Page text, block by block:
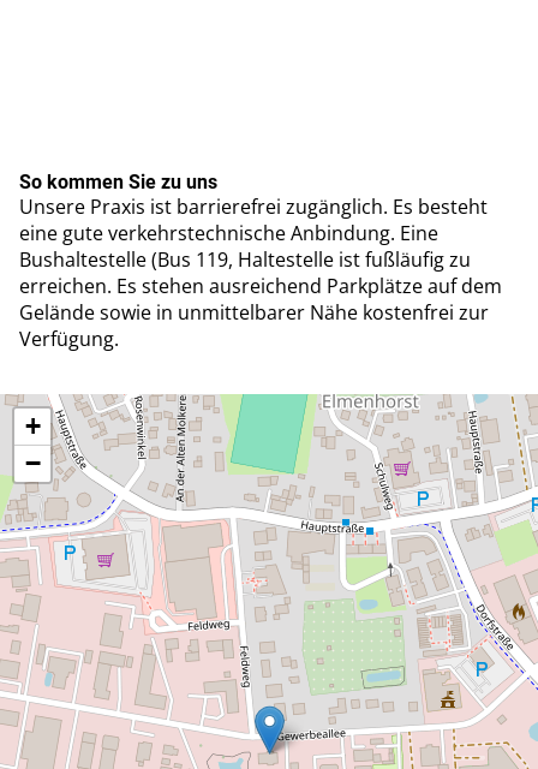
So kommen Sie zu uns
Unsere Praxis ist barrierefrei zugänglich. Es besteht
eine gute verkehrstechnische Anbindung. Eine
Bushaltestelle (Bus 119, Haltestelle ist fußläufig zu
erreichen. Es stehen ausreichend Parkplätze auf dem
Gelände sowie in unmittelbarer Nähe kostenfrei zur
Verfügung.